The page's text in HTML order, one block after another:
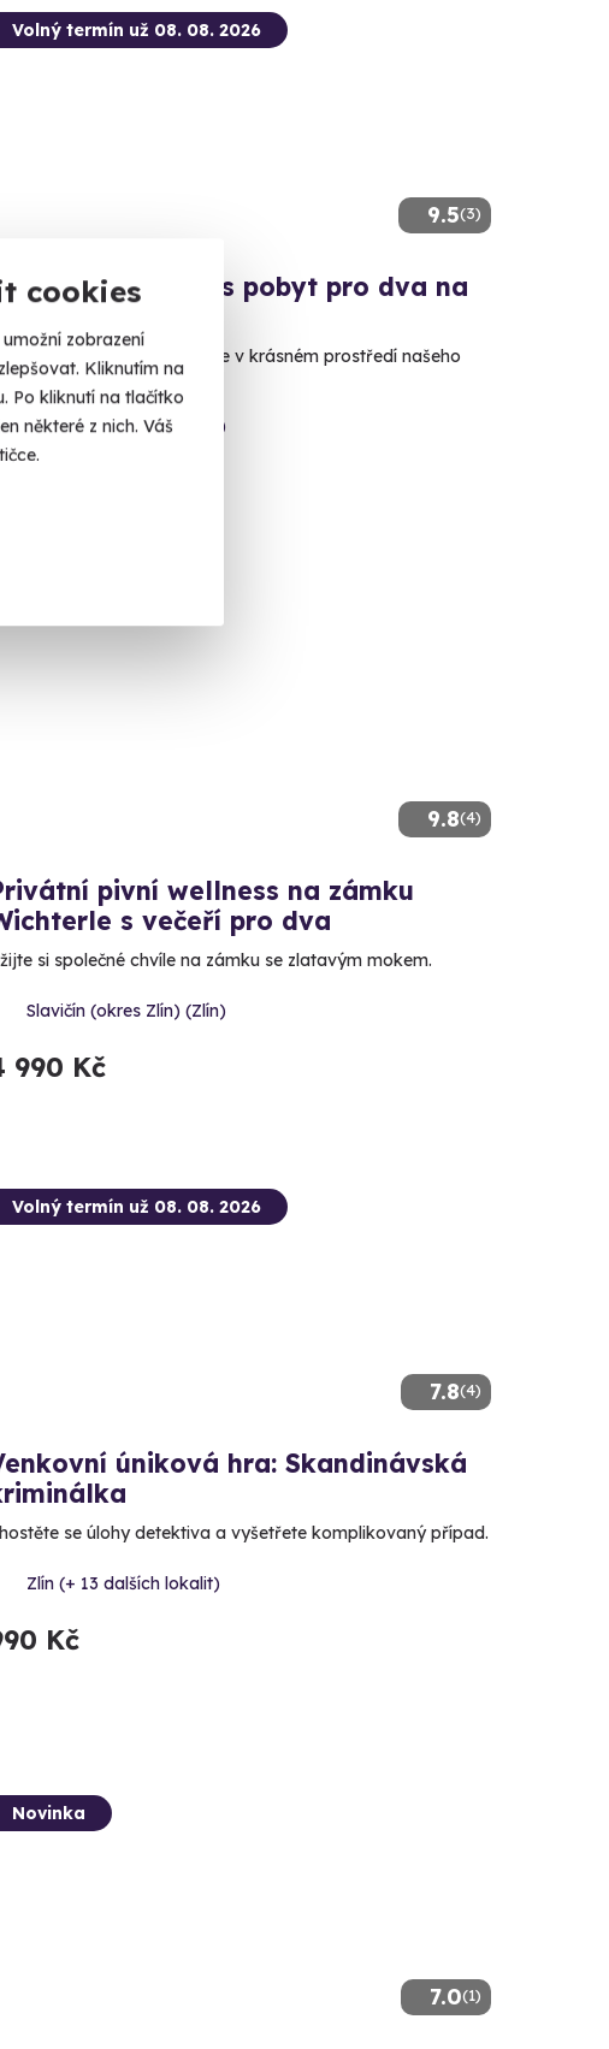
cookies
zobrazení
Kliknutím na
Po kliknutí na tlačítko
některé z nich. Váš
9.5(3)
Volný termín už 08. 08. 2026
wellness pobyt pro dva na
si relaxaci a péči o sebe v krásném prostředí našeho
Slavičín (okres Zlín) (Zlín)
9.8(4)
pivní wellness na zámku
s večeří pro dva
si společné chvíle na zámku se zlatavým mokem.
Slavičín (okres Zlín) (Zlín)
990 Kč
7.8(4)
Volný termín už 08. 08. 2026
úniková hra: Skandinávská
se úlohy detektiva a vyšetřete komplikovaný případ.
Zlín (+ 13 dalších lokalit)
Kč
7.0(1)
Novinka